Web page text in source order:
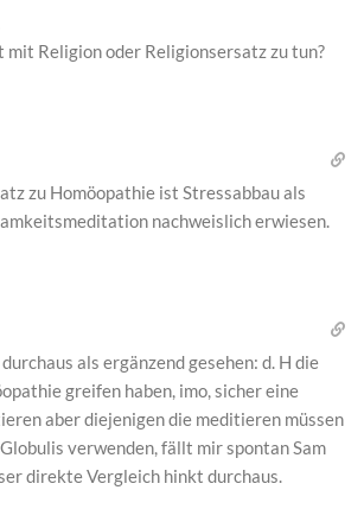
mit Religion oder Religionsersatz zu tun?
zu Homöopathie ist Stressabbau als
nachweislich erwiesen.
als ergänzend gesehen: d. H die
greifen haben, imo, sicher eine
aber diejenigen die meditieren müssen
verwenden, fällt mir spontan Sam
direkte Vergleich hinkt durchaus.